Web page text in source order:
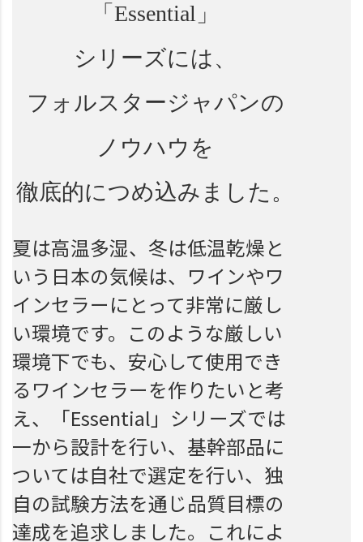
「Essential」
シリーズには、
フォルスタージャパンの
ノウハウを
徹底的につめ込みました。
夏は高温多湿、冬は低温乾燥と
いう日本の気候は、ワインやワ
インセラーにとって非常に厳し
い環境です。このような厳しい
環境下でも、安心して使用でき
るワインセラーを作りたいと考
え、「Essential」シリーズでは
一から設計を行い、基幹部品に
ついては自社で選定を行い、独
自の試験方法を通じ品質目標の
達成を追求しました。これによ